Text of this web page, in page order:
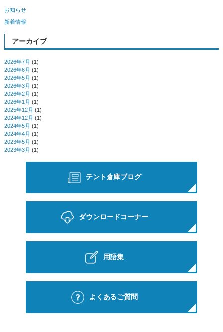
お知らせ
新着情報
アーカイブ
2026年7月 (1)
2026年6月 (1)
2026年5月 (1)
2026年3月 (1)
2026年2月 (1)
2026年1月 (1)
2025年12月 (1)
2024年12月 (1)
2024年5月 (1)
2024年4月 (1)
2023年5月 (1)
2023年3月 (1)
テント倉庫ブログ
ダウンロードコーナー
用語集
よくあるご質問